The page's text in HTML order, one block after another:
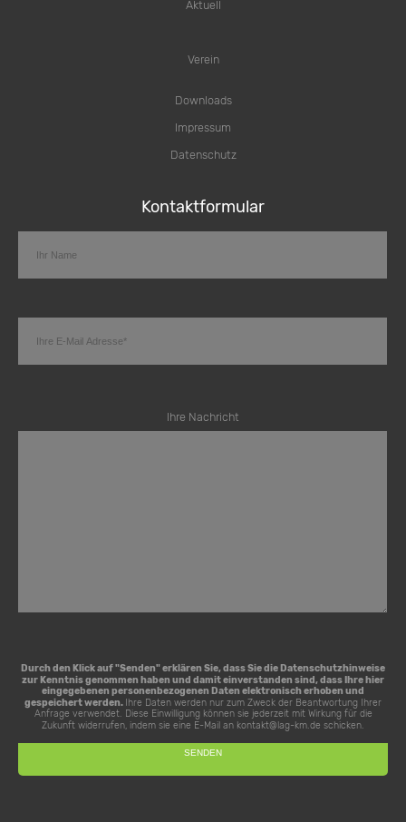
Aktuell
Verein
Downloads
Impressum
Datenschutz
Kontaktformular
Ihre Nachricht
Durch den Klick auf "Senden" erklären Sie, dass Sie die Datenschutzhinweise
zur Kenntnis genommen haben und damit einverstanden sind, dass Ihre hier
eingegebenen personenbezogenen Daten elektronisch erhoben und
gespeichert werden. Ihre Daten werden nur zum Zweck der Beantwortung Ihrer
Anfrage verwendet. Diese Einwilligung können sie jederzeit mit Wirkung für die
Zukunft widerrufen, indem sie eine E-Mail an kontakt@lag-km.de schicken.